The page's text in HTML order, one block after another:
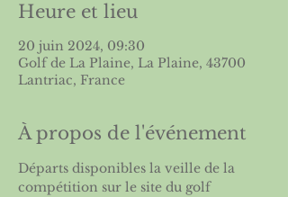
Heure et lieu
20 juin 2024, 09:30
Golf de La Plaine, La Plaine, 43700
Lantriac, France
À propos de l'événement
Départs disponibles la veille de la
compétition sur le site du golf